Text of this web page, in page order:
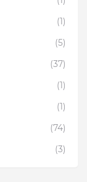
(1)
(5)
(37)
(1)
(1)
(74)
(3)